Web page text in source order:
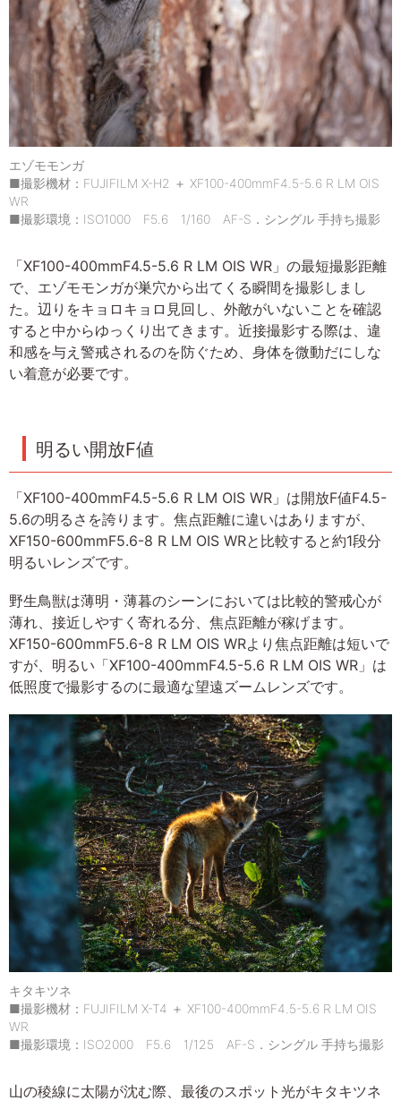
エゾモモンガ
■撮影機材：FUJIFILM X-H2 ＋ XF100-400mmF4.5-5.6 R LM OIS
WR
■撮影環境：ISO1000 F5.6 1/160 AF-S．シングル 手持ち撮影
「XF100-400mmF4.5-5.6 R LM OIS WR」の最短撮影距離
で、エゾモモンガが巣穴から出てくる瞬間を撮影しまし
た。辺りをキョロキョロ見回し、外敵がいないことを確認
すると中からゆっくり出てきます。近接撮影する際は、違
和感を与え警戒されるのを防ぐため、身体を微動だにしな
い着意が必要です。
明るい開放F値
「XF100-400mmF4.5-5.6 R LM OIS WR」は開放F値F4.5-
5.6の明るさを誇ります。焦点距離に違いはありますが、
XF150-600mmF5.6-8 R LM OIS WRと比較すると約1段分
明るいレンズです。
野生鳥獣は薄明・薄暮のシーンにおいては比較的警戒心が
薄れ、接近しやすく寄れる分、焦点距離が稼げます。
XF150-600mmF5.6-8 R LM OIS WRより焦点距離は短いで
すが、明るい「XF100-400mmF4.5-5.6 R LM OIS WR」は
低照度で撮影するのに最適な望遠ズームレンズです。
キタキツネ
■撮影機材：FUJIFILM X-T4 ＋ XF100-400mmF4.5-5.6 R LM OIS
WR
■撮影環境：ISO2000 F5.6 1/125 AF-S．シングル 手持ち撮影
山の稜線に太陽が沈む際、最後のスポット光がキタキツネ